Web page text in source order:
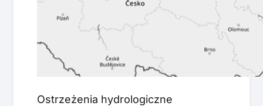
Ostrzeżenia hydrologiczne